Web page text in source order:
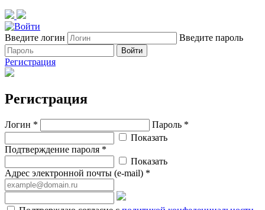
Введите логин Введите пароль
Войти
Регистрация
Регистрация
Логин *
Пароль *
Показать
Подтверждение пароля *
Показать
Адрес электронной почты (e-mail) *